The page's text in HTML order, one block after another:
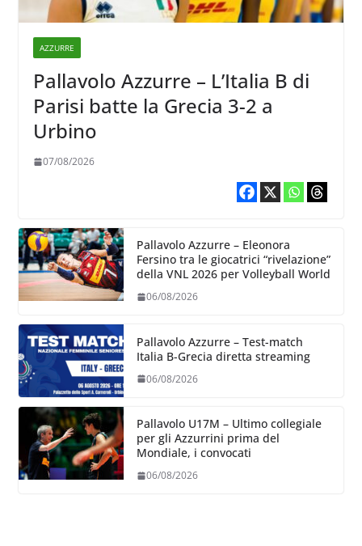
AZZURRE
Pallavolo Azzurre – L’Italia B di
Parisi batte la Grecia 3-2 a
Urbino
07/08/2026
Pallavolo Azzurre – Eleonora
Fersino tra le giocatrici “rivelazione”
della VNL 2026 per Volleyball World
06/08/2026
Pallavolo Azzurre – Test-match
Italia B-Grecia diretta streaming
06/08/2026
Pallavolo U17M – Ultimo collegiale
per gli Azzurrini prima del
Mondiale, i convocati
06/08/2026